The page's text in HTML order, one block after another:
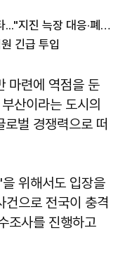
조용우 부산시의원, 부산시 행정 질타..."지진 늑장 대응·폐가전센터 부실 감독"
긴급 투입
마련에 역점을 둔
산이라는 도시의
벌 경쟁력으로 떠
위해서도 입장을
으로 전국이 충격
조사를 진행하고